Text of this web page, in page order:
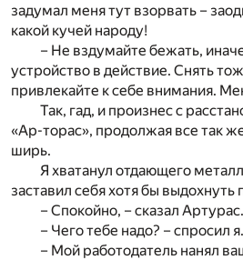
задумал меня тут взорвать –
какой кучей народу!
– Не вздумайте бежать,
устройство в действие. Снять
привлекайте к себе внимания.
Так, гад, и произнес с
«Ар-торас», продолжая все так
ширь.
Я хватанул отдающего
заставил себя хотя бы
– Спокойно, – сказал Артурас.
– Чего тебе надо? – спросил я.
– Мой работодатель нанял